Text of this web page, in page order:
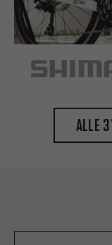
Alle